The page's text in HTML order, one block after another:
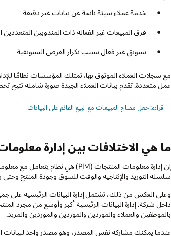
خدمة عملاء سيئة ناتجة عن بيانات غير دقيقة
فرق المبيعات غير الفعالة ذات المندوبين المتعددين
تسويق غير فعال بسبب تكرار الفرص التسويقية
مع سجلات العملاء الموثوق بها، تمتلك المؤسسات نظامًا
عمل متعددة. تقدم بيانات العملاء الجيدة صورة شاملة
قراءة: جعل مفتاح المبيعات مع البيع القائم على البيانات
ما هي الاختلافات بين إدارة
سلسلة التوريد والإنتاجية والوقت للسوق وجودة المنتج وحتى
وعلى العكس من ذلك، تشتمل إدارة البيانات الرئيسية على
داخل شركة. إدارة البيانات الرئيسية أكبر وأوسع من مجرد
بالموظفين والعملاء والموردين والموردين والموردين والمزيد.